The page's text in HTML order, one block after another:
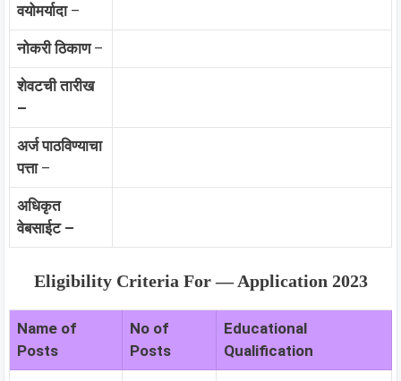
वयोमर्यादा–
नोकरी ठिकाण–
शेवटची तारीख
–
अर्ज पाठविण्याचा
पत्ता–
अधिकृत
वेबसाईट –
Eligibility Criteria For — Application 2023
Name of
Posts
No of
Posts
Educational
Qualification